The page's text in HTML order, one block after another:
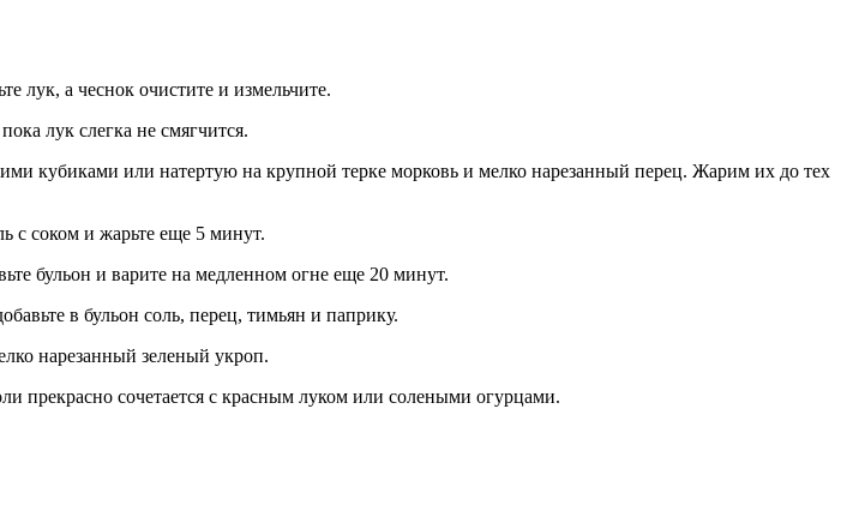
лук, а чеснок очистите и измельчите.
лук слегка не смягчится.
кубиками или натертую на крупной терке морковь и мелко нарезанный перец. Жарим их до тех
с соком и жарьте еще 5 минут.
бульон и варите на медленном огне еще 20 минут.
в бульон соль, перец, тимьян и паприку.
нарезанный зеленый укроп.
прекрасно сочетается с красным луком или солеными огурцами.